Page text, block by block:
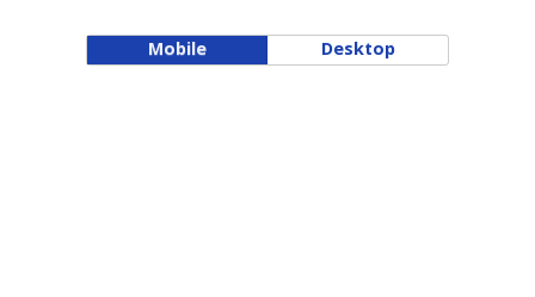
Mobile Desktop